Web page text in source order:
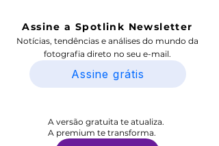
Assine a Spotlink Newsletter
Notícias, tendências e análises do mundo da
fotografia direto no seu e-mail.
Assine grátis
A versão gratuita te atualiza.
A premium te transforma.